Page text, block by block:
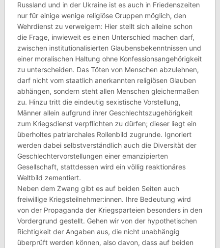
Russland und in der Ukraine ist es auch in Friedenszeiten
nur für einige wenige religiöse Gruppen möglich, den
Wehrdienst zu verweigern: Hier stellt sich alleine schon
die Frage, inwieweit es einen Unterschied machen darf,
zwischen institutionalisierten Glaubensbekenntnissen und
einer moralischen Haltung ohne Konfessionsangehörigkeit
zu unterscheiden. Das Töten von Menschen abzulehnen,
darf nicht vom staatlich anerkannten religiösen Glauben
abhängen, sondern steht allen Menschen gleichermaßen
zu. Hinzu tritt die eindeutig sexistische Vorstellung,
Männer allein aufgrund ihrer Geschlechtszugehörigkeit
zum Kriegsdienst verpflichten zu dürfen; dieser liegt ein
überholtes patriarchales Rollenbild zugrunde. Ignoriert
werden dabei selbstverständlich auch die Diversität der
Geschlechtervorstellungen einer emanzipierten
Gesellschaft, stattdessen wird ein völlig reaktionäres
Weltbild zementiert.
Neben dem Zwang gibt es auf beiden Seiten auch
freiwillige Kriegsteilnehmer:innen. Ihre Bedeutung wird
von der Propaganda der Kriegsparteien besonders in den
Vordergrund gestellt. Gehen wir von der hypothetischen
Richtigkeit der Angaben aus, die nicht unabhängig
überprüft werden können, also davon, dass auf beiden